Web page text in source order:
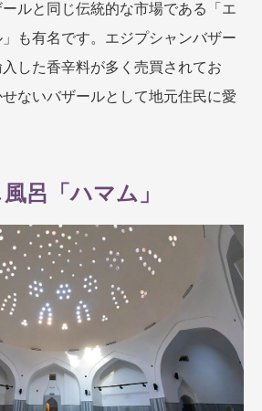
ルと同じ伝統的な市場である「エ
も有名です。エジプシャンバザー
した香辛料が多く売買されてお
ないバザールとして地元住民に愛
呂「ハマム」